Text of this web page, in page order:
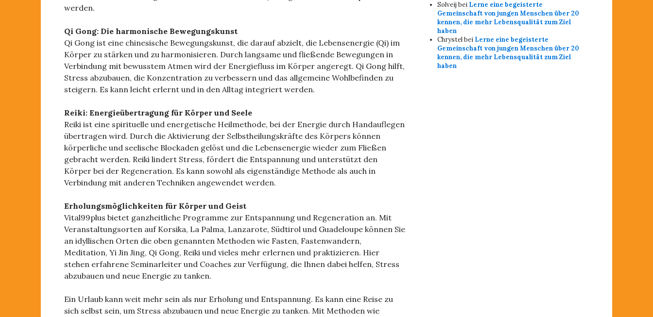
werden.
Qi Gong: Die harmonische Bewegungskunst
Qi Gong ist eine chinesische Bewegungskunst, die darauf abzielt, die Lebensenergie (Qi) im
Körper zu stärken und zu harmonisieren. Durch langsame und fließende Bewegungen in
Verbindung mit bewusstem Atmen wird der Energiefluss im Körper angeregt. Qi Gong hilft,
Stress abzubauen, die Konzentration zu verbessern und das allgemeine Wohlbefinden zu
steigern. Es kann leicht erlernt und in den Alltag integriert werden.
Reiki: Energieübertragung für Körper und Seele
Reiki ist eine spirituelle und energetische Heilmethode, bei der Energie durch Handauflegen
übertragen wird. Durch die Aktivierung der Selbstheilungskräfte des Körpers können
körperliche und seelische Blockaden gelöst und die Lebensenergie wieder zum Fließen
gebracht werden. Reiki lindert Stress, fördert die Entspannung und unterstützt den
Körper bei der Regeneration. Es kann sowohl als eigenständige Methode als auch in
Verbindung mit anderen Techniken angewendet werden.
Erholungsmöglichkeiten für Körper und Geist
Vital99plus bietet ganzheitliche Programme zur Entspannung und Regeneration an. Mit
Veranstaltungsorten auf Korsika, La Palma, Lanzarote, Südtirol und Guadeloupe können Sie
an idyllischen Orten die oben genannten Methoden wie Fasten, Fastenwandern,
Meditation, Yi Jin Jing, Qi Gong, Reiki und vieles mehr erlernen und praktizieren. Hier
stehen erfahrene Seminarleiter und Coaches zur Verfügung, die Ihnen dabei helfen, Stress
abzubauen und neue Energie zu tanken.
Ein Urlaub kann weit mehr sein als nur Erholung und Entspannung. Es kann eine Reise zu
sich selbst sein, um Stress abzubauen und neue Energie zu tanken. Mit Methoden wie
Solveij bei Lerne eine begeisterte
Gemeinschaft von jungen Menschen über 20
kennen, die mehr Lebensqualität zum Ziel
haben
Chrystelbei Lerne eine begeisterte
Gemeinschaft von jungen Menschen über 20
kennen, die mehr Lebensqualität zum Ziel
haben